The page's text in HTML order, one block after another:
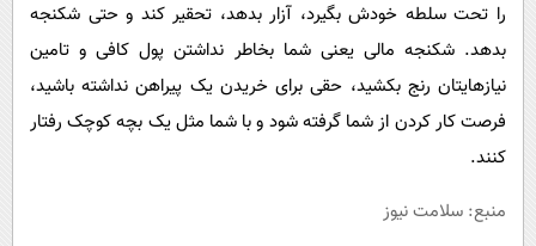
را تحت سلطه خودش بگیرد، آزار بدهد، تحقیر کند و حتی شکنجه
بدهد. شکنجه مالی یعنی شما بخاطر نداشتن پول کافی و تامین
نیازهایتان رنج بکشید، حقی برای خریدن یک پیراهن نداشته باشید،
فرصت کار کردن از شما گرفته شود و با شما مثل یک بچه کوچک رفتار
کنند.‏
منبع: سلامت نیوز